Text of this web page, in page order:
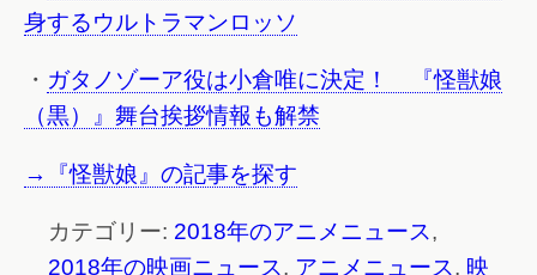
身するウルトラマンロッソ
・ ガタノゾーア役は小倉唯に決定！ 『怪獣娘
（黒）』舞台挨拶情報も解禁
→『怪獣娘』の記事を探す
カテゴリー: 2018年のアニメニュース,
2018年の映画ニュース, アニメニュース, 映